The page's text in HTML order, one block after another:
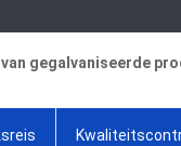
gegalvaniseerde